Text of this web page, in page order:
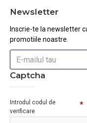
Newsletter
Inscrie-te la newsletter
promotiile noastre.
Captcha
Introdul codul de
verificare